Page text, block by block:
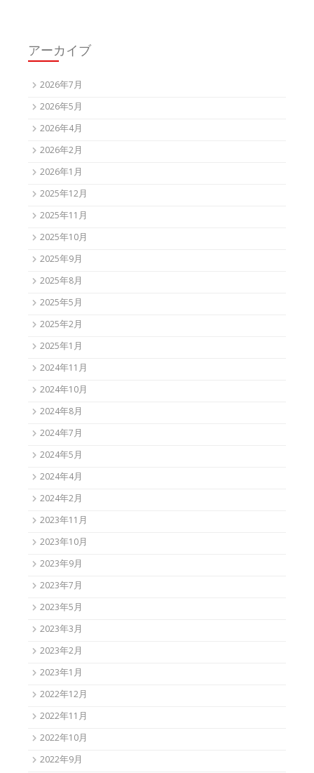
アーカイブ
2026年7月
2026年5月
2026年4月
2026年2月
2026年1月
2025年12月
2025年11月
2025年10月
2025年9月
2025年8月
2025年5月
2025年2月
2025年1月
2024年11月
2024年10月
2024年8月
2024年7月
2024年5月
2024年4月
2024年2月
2023年11月
2023年10月
2023年9月
2023年7月
2023年5月
2023年3月
2023年2月
2023年1月
2022年12月
2022年11月
2022年10月
2022年9月